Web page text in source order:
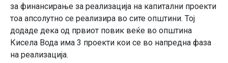
за финансирање за реализација на капитални проекти
тоа апсолутно се реализира во сите општини. Тој
додаде дека од првиот повик веќе во општина
Кисела Вода има 3 проекти кои се во напредна фаза
на реализација.